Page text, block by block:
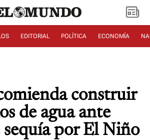
EDITORIAL POLÍTICA ECONOMÍA
construir
de agua ante
sequía por El Niño